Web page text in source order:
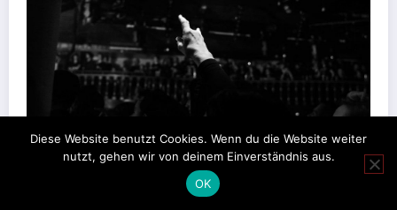
Diese Website benutzt Cookies. Wenn du die Website weiter
nutzt, gehen wir von deinem Einverständnis aus.
OK